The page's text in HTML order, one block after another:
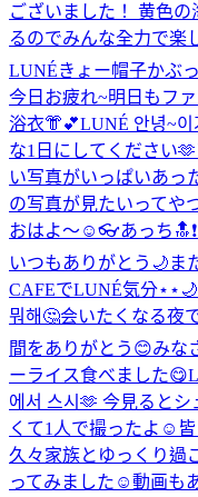
ございました！ 黄色
るのでみんな全力で楽
LUNÉきょー帽子かぶ
今日お疲れ~明日もファ
浴衣👘︎💕︎LUNÉ 안녕~이
な1日にしてください🫶
い写真がいっぱいあっ
の写真が見たいってや
おはよ〜☺️👓あっち🔝❗️
いつもありがとう🌙 ま
CAFEでLUNÉ気分
뭐해🤔会いたくなる夜
間をありがとう😊みな
ーライス食べました😋
에서 스시🫶 今見ると
くて1人で撮ったよ☺️
久々家族とゆっくり過
ってみました☺️動画も